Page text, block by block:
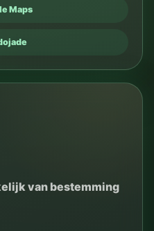
Maps
van bestemming